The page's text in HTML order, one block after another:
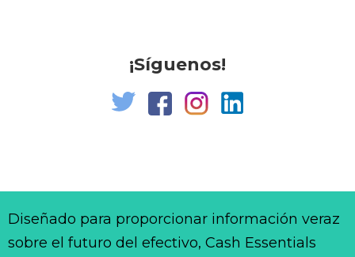
¡Síguenos!
Diseñado para proporcionar información veraz
sobre el futuro del efectivo, Cash Essentials